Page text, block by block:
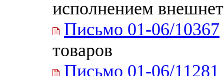
исполнением
Письмо 01-06/10367
товаров
Письмо 01-06/11281